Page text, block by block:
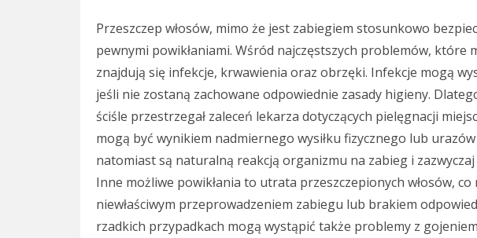
Przeszczep włosów, mimo że jest zabiegiem stosunkowo
pewnymi powikłaniami. Wśród najczęstszych problemów, które
znajdują się infekcje, krwawienia oraz obrzęki. Infekcje mogą
jeśli nie zostaną zachowane odpowiednie zasady higieny.
ściśle przestrzegał zaleceń lekarza dotyczących pielęgnacji
mogą być wynikiem nadmiernego wysiłku fizycznego lub
natomiast są naturalną reakcją organizmu na zabieg i
Inne możliwe powikłania to utrata przeszczepionych włosów,
niewłaściwym przeprowadzeniem zabiegu lub brakiem
rzadkich przypadkach mogą wystąpić także problemy z